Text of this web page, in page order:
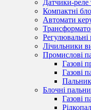
Датчики-реле
Компактні
Автомати
Регулювальні
Лічильники
Промислові
Газові
Газові
Блочні
Газові